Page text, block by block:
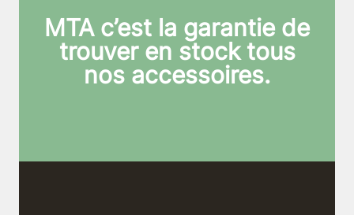
MTA c’est la garantie de
trouver en stock tous
nos accessoires.